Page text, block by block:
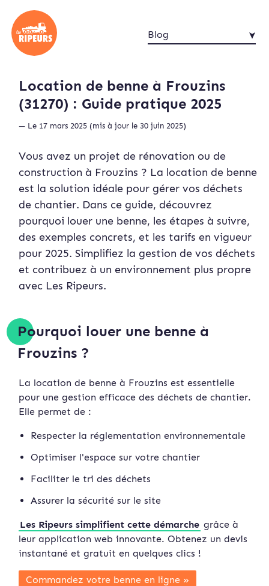
Blog
Location de benne à Frouzins
(31270) : Guide pratique 2025
— Le 17 mars 2025 (mis à jour le 30 juin 2025)
Vous avez un projet de rénovation ou de
construction à Frouzins ? La location de benne
est la solution idéale pour gérer vos déchets
de chantier. Dans ce guide, découvrez
pourquoi louer une benne, les étapes à suivre,
des exemples concrets, et les tarifs en vigueur
pour 2025. Simplifiez la gestion de vos déchets
et contribuez à un environnement plus propre
avec Les Ripeurs.
Pourquoi louer une benne à
Frouzins ?
La location de benne à Frouzins est essentielle
pour une gestion efficace des déchets de chantier.
Elle permet de :
Respecter la réglementation environnementale
Optimiser l'espace sur votre chantier
Faciliter le tri des déchets
Assurer la sécurité sur le site
Les Ripeurs simplifient cette démarche grâce à
leur application web innovante. Obtenez un devis
instantané et gratuit en quelques clics !
Commandez votre benne en ligne »